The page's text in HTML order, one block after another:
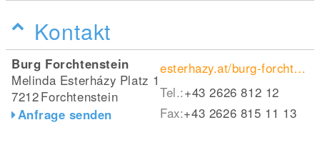
Kontakt
Burg Forchtenstein
Melinda Esterházy Platz 1
7212Forchtenstein
Anfrage senden
esterhazy.at/burg-forchtenstein
Tel.:+43 2626 812 12
Fax:+43 2626 815 11 13